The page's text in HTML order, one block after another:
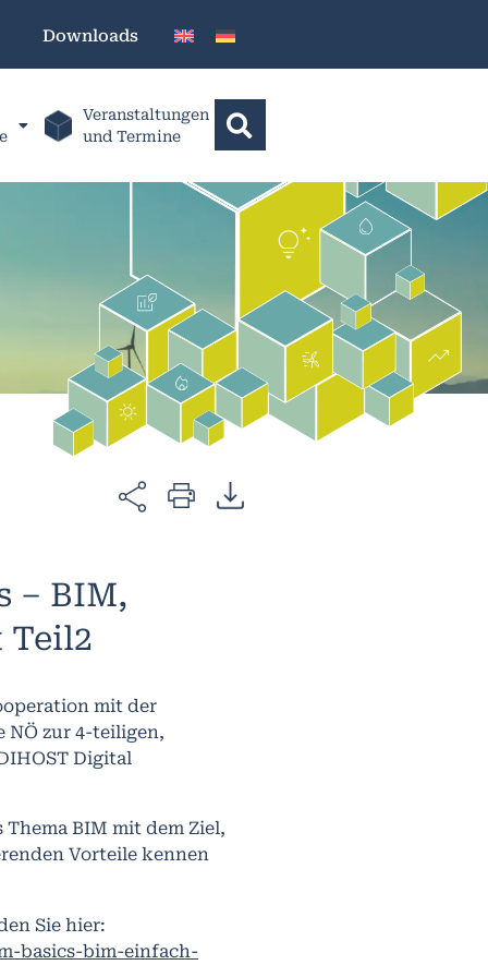
Downloads
Veranstaltungen
und Termine
– BIM,
mit der
NÖ zur 4-teiligen,
Digital
BIM mit dem Ziel,
Vorteile kennen
Sie hier:
basics-bim-einfach-